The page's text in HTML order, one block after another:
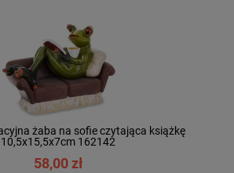
żaba na sofie czytająca książkę
10,5x15,5x7cm 162142
58,00 zł